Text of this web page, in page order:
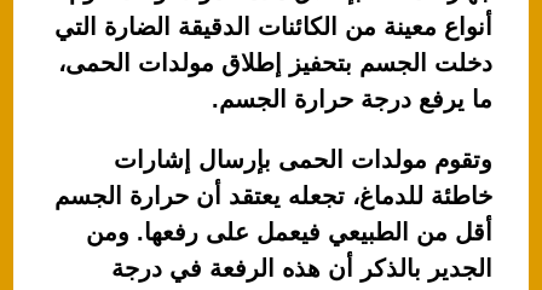
أنواع معينة من الكائنات الدقيقة الضارة التي
دخلت الجسم بتحفيز إطلاق مولدات الحمى،
ما يرفع درجة حرارة الجسم.
وتقوم مولدات الحمى بإرسال إشارات
خاطئة للدماغ، تجعله يعتقد أن حرارة الجسم
أقل من الطبيعي فيعمل على رفعها. ومن
الجدير بالذكر أن هذه الرفعة في درجة